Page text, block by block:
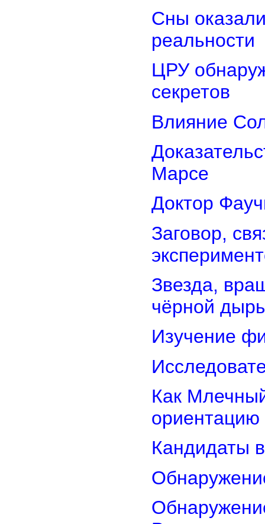
Сны
реальности
ЦРУ
секретов
Влияние
Марсе
Доктор
Заговор,
Звезда,
чёрной
Изучение
Как
ориентацию
Кандидаты